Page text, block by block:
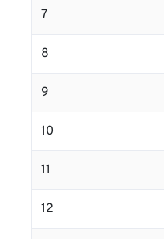
7
8
9
10
11
12